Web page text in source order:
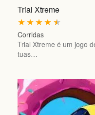
Trial Xtreme
★
★
★
★
★
Corridas
Trial Xtreme é um jogo
tuas…